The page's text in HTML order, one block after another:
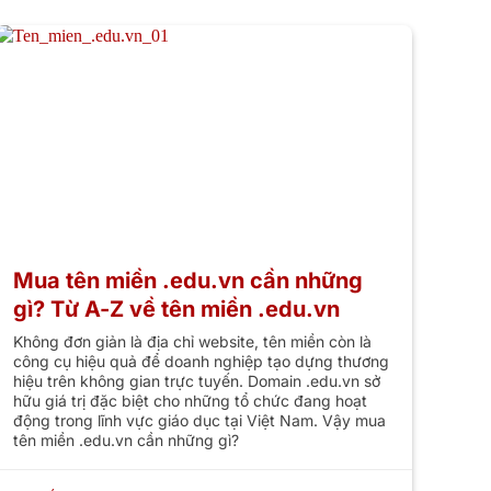
Mua tên miền .edu.vn cần những
gì? Từ A-Z về tên miền .edu.vn
Không đơn giản là địa chỉ website, tên miền còn là
công cụ hiệu quả để doanh nghiệp tạo dựng thương
hiệu trên không gian trực tuyến. Domain .edu.vn sở
hữu giá trị đặc biệt cho những tổ chức đang hoạt
động trong lĩnh vực giáo dục tại Việt Nam. Vậy mua
tên miền .edu.vn cần những gì?